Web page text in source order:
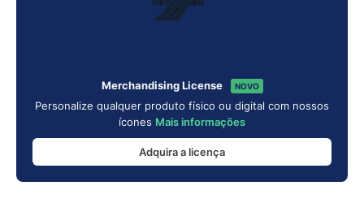
Merchandising License NOVO
Personalize qualquer produto físico ou digital com nossos
ícones Mais informações
Adquira a licença